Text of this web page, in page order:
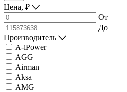
Цена, ₽
От
До
Производитель
A-iPower
AGG
Airman
Aksa
AMG